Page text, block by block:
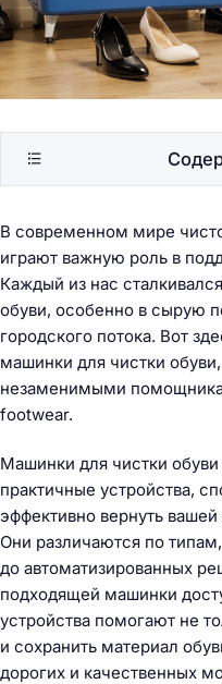
В современном мире
играют важную роль в
Каждый из нас
обуви, особенно в сырую
городского потока. Вот
машинки для чистки
незаменимыми
footwear.
Машинки для чистки
практичные устройства,
эффективно вернуть
Они различаются по
до автоматизированных
подходящей машинки
устройства помогают не
и сохранить материал
дорогих и качественных